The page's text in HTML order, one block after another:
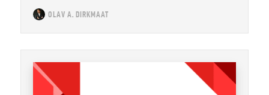
OLAV A. DIRKMAAT